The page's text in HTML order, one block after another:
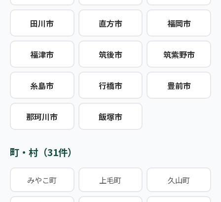
田川市 直方市 福岡市
福津市 筑後市 筑紫野市
糸島市 行橋市 豊前市
那珂川市 飯塚市
町・村（31件）
みやこ町 上毛町 久山町